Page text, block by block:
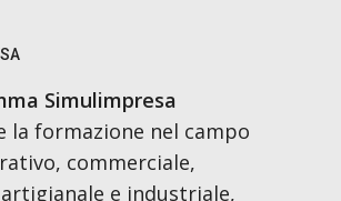
Simulimpresa
la formazione nel campo
commerciale,
e industriale,